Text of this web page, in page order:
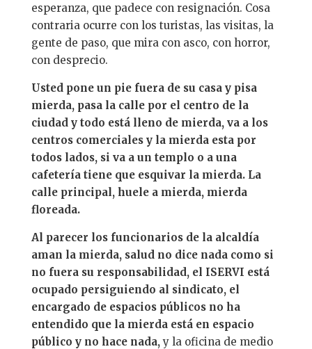
esperanza, que padece con resignación. Cosa
contraria ocurre con los turistas, las visitas, la
gente de paso, que mira con asco, con horror,
con desprecio.
Usted pone un pie fuera de su casa y pisa
mierda, pasa la calle por el centro de la
ciudad y todo está lleno de mierda, va a los
centros comerciales y la mierda esta por
todos lados, si va a un templo o a una
cafetería tiene que esquivar la mierda. La
calle principal, huele a mierda, mierda
floreada.
Al parecer los funcionarios de la alcaldía
aman la mierda, salud no dice nada como si
no fuera su responsabilidad, el ISERVI está
ocupado persiguiendo al sindicato, el
encargado de espacios públicos no ha
entendido que la mierda está en espacio
público y no hace nada, y la oficina de medio